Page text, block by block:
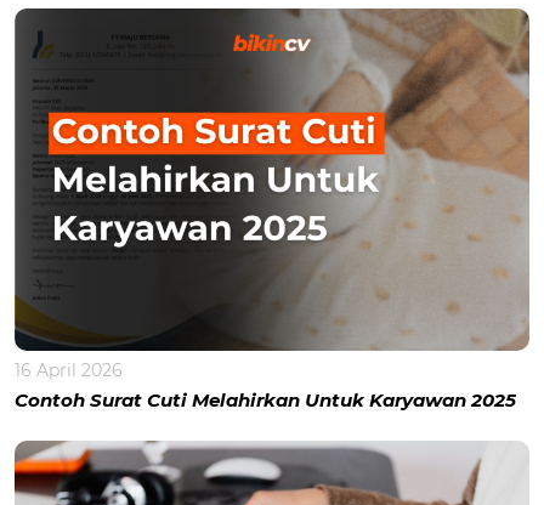
16 April 2026
Contoh Surat Cuti Melahirkan Untuk Karyawan 2025